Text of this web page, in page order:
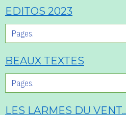
EDITOS 2023
BEAUX TEXTES
LES LARMES DU VENT..